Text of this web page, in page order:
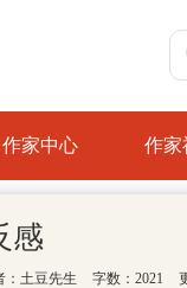
作家中心 作家
感
土豆先生 字数：2021